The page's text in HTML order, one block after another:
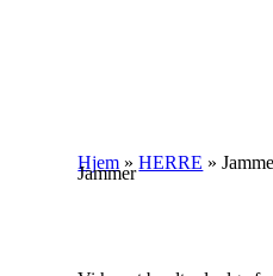
Hjem »HERRE »
Jammer